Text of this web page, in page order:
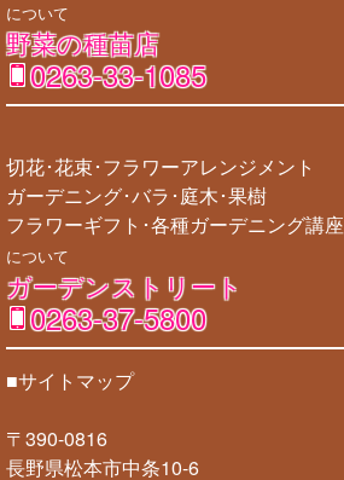
について
野菜の種苗店
0263-33-1085
切花･花束･フラワーアレンジメント
ガーデニング･バラ･庭木･果樹
フラワーギフト･各種ガーデニング講座
について
ガーデンストリート
0263-37-5800
■サイトマップ
〒390-0816
長野県松本市中条10-6